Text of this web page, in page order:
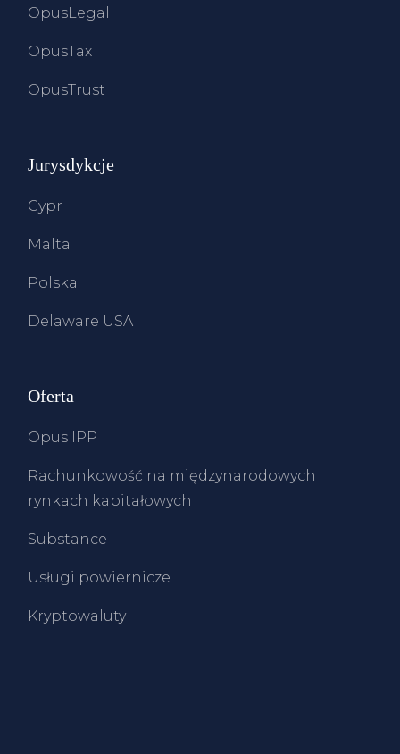
OpusLegal
OpusTax
OpusTrust
Jurysdykcje
Cypr
Malta
Polska
Delaware USA
Oferta
Opus IPP
Rachunkowość na międzynarodowych
rynkach kapitałowych
Substance
Usługi powiernicze
Kryptowaluty